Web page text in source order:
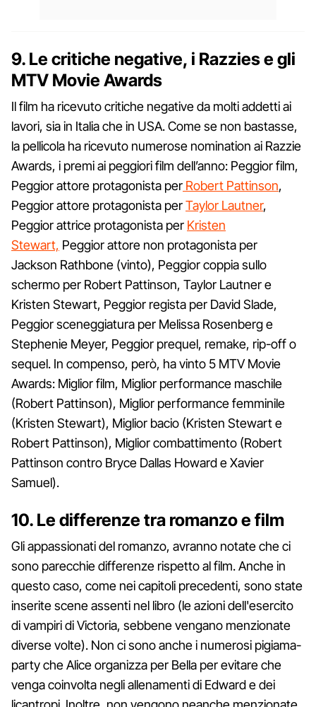
9. Le critiche negative, i Razzies e gli
MTV Movie Awards
Il film ha ricevuto critiche negative da molti addetti ai
lavori, sia in Italia che in USA. Come se non bastasse,
la pellicola ha ricevuto numerose nomination ai Razzie
Awards, i premi ai peggiori film dell’anno: Peggior film,
Peggior attore protagonista per Robert Pattinson,
Peggior attore protagonista perTaylor Lautner,
Peggior attrice protagonista per Kristen
Stewart, Peggior attore non protagonista per
Jackson Rathbone (vinto), Peggior coppia sullo
schermo per Robert Pattinson, Taylor Lautner e
Kristen Stewart, Peggior regista per David Slade,
Peggior sceneggiatura per Melissa Rosenberg e
Stephenie Meyer, Peggior prequel, remake, rip-off o
sequel. In compenso, però, ha vinto 5 MTV Movie
Awards: Miglior film, Miglior performance maschile
(Robert Pattinson), Miglior performance femminile
(Kristen Stewart), Miglior bacio (Kristen Stewart e
Robert Pattinson), Miglior combattimento (Robert
Pattinson contro Bryce Dallas Howard e Xavier
Samuel).
10. Le differenze tra romanzo e film
Gli appassionati del romanzo, avranno notate che ci
sono parecchie differenze rispetto al film. Anche in
questo caso, come nei capitoli precedenti, sono state
inserite scene assenti nel libro (le azioni dell'esercito
di vampiri di Victoria, sebbene vengano menzionate
diverse volte). Non ci sono anche i numerosi pigiama-
party che Alice organizza per Bella per evitare che
venga coinvolta negli allenamenti di Edward e dei